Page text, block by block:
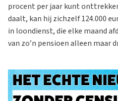
procent per jaar kunt
daalt, kan hij zichzelf 124.000
in loondienst, die elke maand
van zo’n pensioen alleen maar